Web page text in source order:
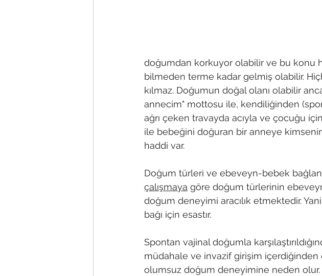
doğumdan korkuyor olabilir ve bu konu
bilmeden terme kadar gelmiş olabilir.
kılmaz. Doğumun doğal olanı olabilir
annecim" mottosu ile, kendiliğinden
ağrı çeken travayda acıyla ve çocuğu
ile bebeğini doğuran bir anneye
haddi var.
Doğum türleri ve ebeveyn-bebek
çalışmaya göre doğum türlerinin
doğum deneyimi aracılık etmektedir.
bağı için esastır.
Spontan vajinal doğumla
müdahale ve invazif girişim içerdiğinden
olumsuz doğum deneyimine neden olur.